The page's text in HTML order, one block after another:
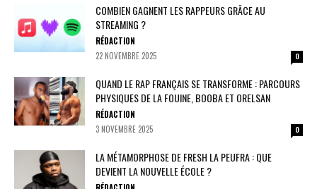
COMBIEN GAGNENT LES RAPPEURS GRÂCE AU
STREAMING ?
RÉDACTION
22 NOVEMBRE 2025
0
QUAND LE RAP FRANÇAIS SE TRANSFORME : PARCOURS
PHYSIQUES DE LA FOUINE, BOOBA ET ORELSAN
RÉDACTION
3 NOVEMBRE 2025
0
LA MÉTAMORPHOSE DE FRESH LA PEUFRA : QUE
DEVIENT LA NOUVELLE ÉCOLE ?